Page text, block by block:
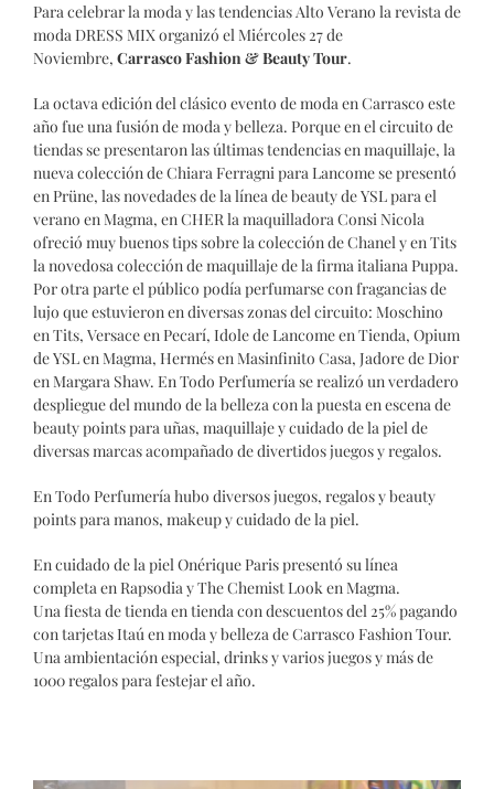
Para celebrar la moda y las tendencias Alto Verano la revista de
moda DRESS MIX organizó el Miércoles 27 de
Noviembre, Carrasco Fashion & Beauty Tour.
La octava edición del clásico evento de moda en Carrasco este
año fue una fusión de moda y belleza. Porque en el circuito de
tiendas se presentaron las últimas tendencias en maquillaje, la
nueva colección de Chiara Ferragni para Lancome se presentó
en Prüne, las novedades de la línea de beauty de YSL para el
verano en Magma, en CHER la maquilladora Consi Nicola
ofreció muy buenos tips sobre la colección de Chanel y en Tits
la novedosa colección de maquillaje de la firma italiana Puppa.
Por otra parte el público podía perfumarse con fragancias de
lujo que estuvieron en diversas zonas del circuito: Moschino
en Tits, Versace en Pecarí, Idole de Lancome en Tienda, Opium
de YSL en Magma, Hermés en Masinfinito Casa, Jadore de Dior
en Margara Shaw. En Todo Perfumería se realizó un verdadero
despliegue del mundo de la belleza con la puesta en escena de
beauty points para uñas, maquillaje y cuidado de la piel de
diversas marcas acompañado de divertidos juegos y regalos.
En Todo Perfumería hubo diversos juegos, regalos y beauty
points para manos, makeup y cuidado de la piel.
En cuidado de la piel Onérique Paris presentó su línea
completa en Rapsodia y The Chemist Look en Magma.
Una fiesta de tienda en tienda con descuentos del 25% pagando
con tarjetas Itaú en moda y belleza de Carrasco Fashion Tour.
Una ambientación especial, drinks y varios juegos y más de
1000 regalos para festejar el año.